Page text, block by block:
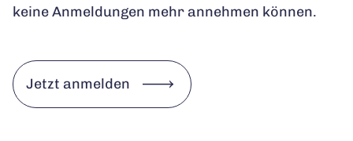
keine Anmeldungen mehr annehmen können.
Jetzt anmelden